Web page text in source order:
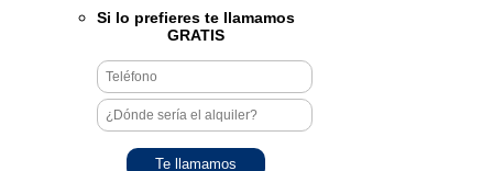
Si lo prefieres te llamamos
GRATIS